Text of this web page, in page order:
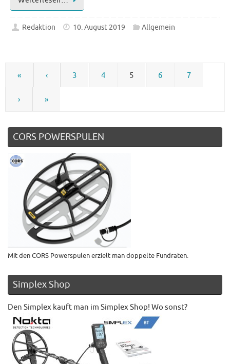
Redaktion 10. August 2019 Allgemein
« ‹ 3 4 5 6 7
› »
CORS POWERSPULEN
Mit den CORS Powerspulen erzielt man doppelte Fundraten.
Simplex Shop
Den Simplex kauft man im Simplex Shop! Wo sonst?